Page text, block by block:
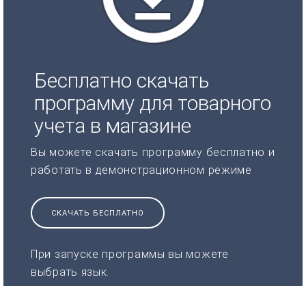
Бесплатно скачать
программу для товарного
учета в магазине
Вы можете скачать программу бесплатно и
работать в демонстрационном режиме
СКАЧАТЬ БЕСПЛАТНО
При запуске программы вы можете
выбрать язык.